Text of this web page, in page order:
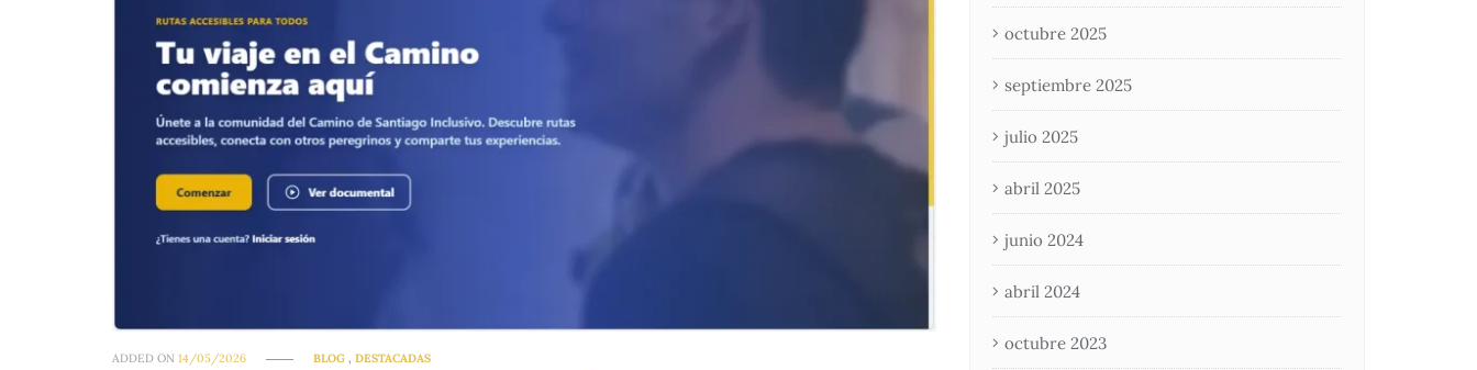
ADDED ON14/05/2026 BLOG ,DESTACADAS
octubre 2025
septiembre 2025
julio 2025
abril 2025
junio 2024
abril 2024
octubre 2023